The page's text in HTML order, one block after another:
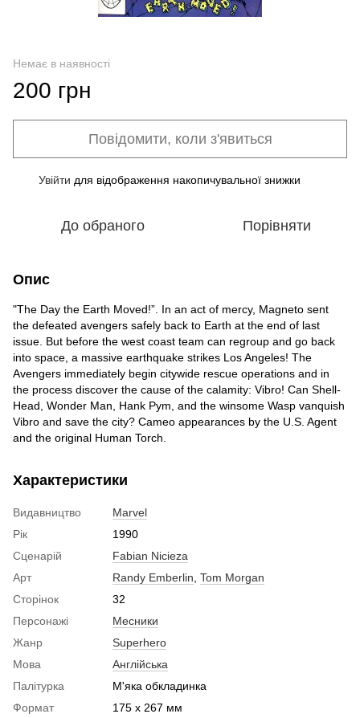
Немає в наявності
200 грн
Повідомити, коли з'явиться
Увійти для відображення накопичувальної знижки
До обраного Порівняти
Опис
"The Day the Earth Moved!”. In an act of mercy, Magneto sent
the defeated avengers safely back to Earth at the end of last
issue. But before the west coast team can regroup and go back
into space, a massive earthquake strikes Los Angeles! The
Avengers immediately begin citywide rescue operations and in
the process discover the cause of the calamity: Vibro! Can Shell-
Head, Wonder Man, Hank Pym, and the winsome Wasp vanquish
Vibro and save the city? Cameo appearances by the U.S. Agent
and the original Human Torch.
Характеристики
Видавництво
Marvel
Рік
1990
Сценарій
Fabian Nicieza
Арт
Randy Emberlin Tom Morgan
Сторінок
32
Персонажі
Месники
Жанр
Superhero
Мова
Англійська
Палітурка
М'яка обкладинка
Формат
175 x 267 мм